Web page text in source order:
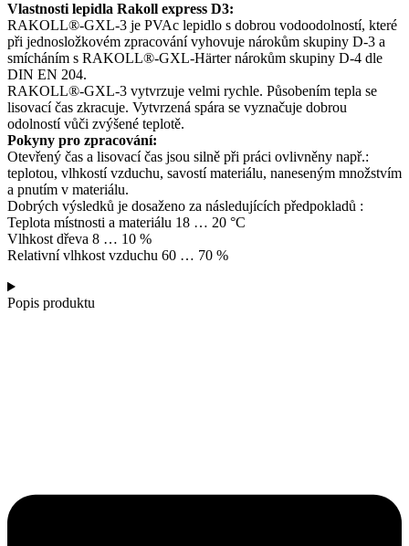
Vlastnosti lepidla Rakoll express D3:
RAKOLL®-GXL-3 je PVAc lepidlo s dobrou vodoodolností, které
při jednosložkovém zpracování vyhovuje nárokům skupiny D-3 a
smícháním s RAKOLL®-GXL-Härter nárokům skupiny D-4 dle
DIN EN 204.
RAKOLL®-GXL-3 vytvrzuje velmi rychle. Působením tepla se
lisovací čas zkracuje. Vytvrzená spára se vyznačuje dobrou
odolností vůči zvýšené teplotě.
Pokyny pro zpracování:
Otevřený čas a lisovací čas jsou silně při práci ovlivněny např.:
teplotou, vlhkostí vzduchu, savostí materiálu, naneseným množstvím
a pnutím v materiálu.
Dobrých výsledků je dosaženo za následujících předpokladů :
Teplota místnosti a materiálu 18 … 20 °C
Vlhkost dřeva 8 … 10 %
Relativní vlhkost vzduchu 60 … 70 %
Popis produktu